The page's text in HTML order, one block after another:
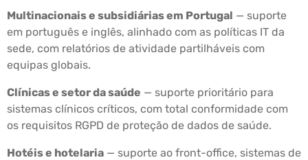
Multinacionais e subsidiárias em Portugal — suporte
em português e inglês, alinhado com as políticas IT da
sede, com relatórios de atividade partilháveis com
equipas globais.
Clínicas e setor da saúde — suporte prioritário para
sistemas clínicos críticos, com total conformidade com
os requisitos RGPD de proteção de dados de saúde.
Hotéis e hotelaria — suporte ao front-office, sistemas de